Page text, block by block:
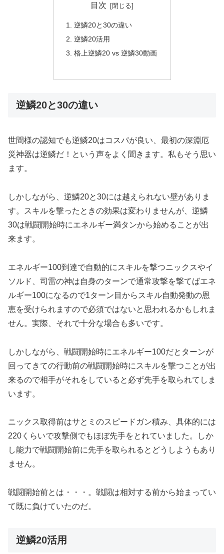
目次
逆鱗20と30の違い
逆鱗20活用
格上逆鱗20 vs 逆鱗30動画
逆鱗20と30の違い
世間様の認知でも逆鱗20はコスパが良い、最初の深淵厄
災神器は逆鱗だ！という声をよく聞きます。私もそう思い
ます。
しかしながら、逆鱗20と30には越えられない壁がありま
す。スキルを撃ったときの効果は変わりませんが、逆鱗
30は戦闘開始時にエネルギー満タンから始めることが出
来ます。
エネルギー100到達で自動的にスキルを撃つニックスやイ
ソルド、司雷の神は自身のターンで通常攻撃を撃てばエネ
ルギー100になるので1ターン目からスキル自動発動の恩
恵を受けられますので必須ではないと思われるかもしれま
せん。実際、それで十分な場合も多いです。
しかしながら、戦闘開始時にエネルギー100だとターンが
回ってきての行動前の戦闘開始時にスキルを撃つことが出
来るので相手がそれをしていると必ず先手を取られてしま
います。
ニックス取得前はサとミのスピードガン積み、具体的には
220くらいで攻撃側でもほぼ先手をとれていました。しか
し能力で戦闘開始前に先手を取られるとどうしようもあり
ません。
戦闘開始前とは・・・。戦闘は相対する前から始まってい
て既に負けていたのだ。
逆鱗20活用